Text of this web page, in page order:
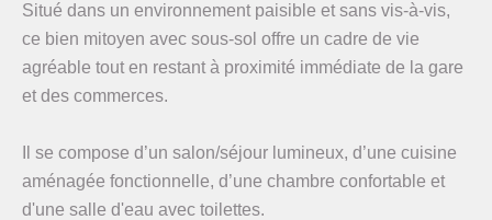
Situé dans un environnement paisible et sans vis-à-vis,
ce bien mitoyen avec sous-sol offre un cadre de vie
agréable tout en restant à proximité immédiate de la gare
et des commerces.
Il se compose d’un salon/séjour lumineux, d’une cuisine
aménagée fonctionnelle, d’une chambre confortable et
d'une salle d'eau avec toilettes.